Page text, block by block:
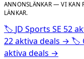
ANNONSLÄNKAR — VI KAN
LÄNKAR.
🏷️ JD Sports SE 52
22 aktiva deals → 🏷️
aktiva deals →